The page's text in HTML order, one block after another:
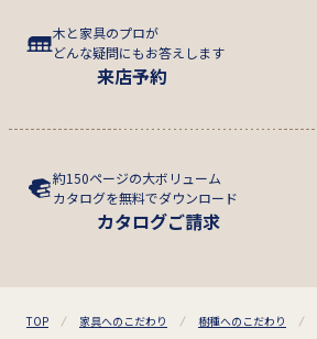
木と家具のプロが
どんな疑問にもお答えします
来店予約
約150ページの大ボリューム
カタログを無料でダウンロード
カタログご請求
TOP 家具へのこだわり 樹種へのこだわり